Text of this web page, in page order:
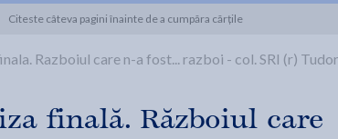
Citeste câteva pagini înainte de a cumpăra cărțile
Razboiul care n-a fost... razboi - col. SRI (r)
finală. Războiul care